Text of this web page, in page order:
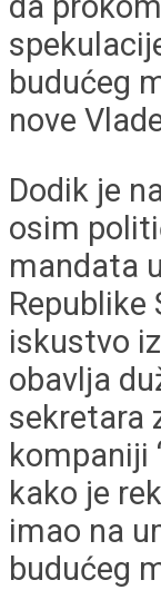
budućeg
nove
Dodik je
osim
mandata
Republike
iskustvo
obavlja
sekretara
kompaniji
kako je
imao na
budućeg